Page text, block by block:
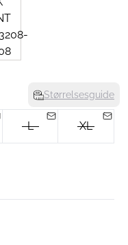
Størrelsesguide
L XL